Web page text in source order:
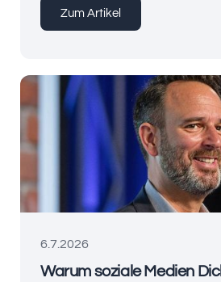
Zum Artikel
6.7.2026
Warum soziale Medien